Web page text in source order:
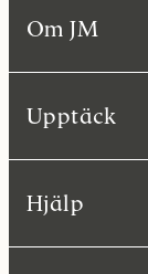
Om JM
Upptäck
Hjälp